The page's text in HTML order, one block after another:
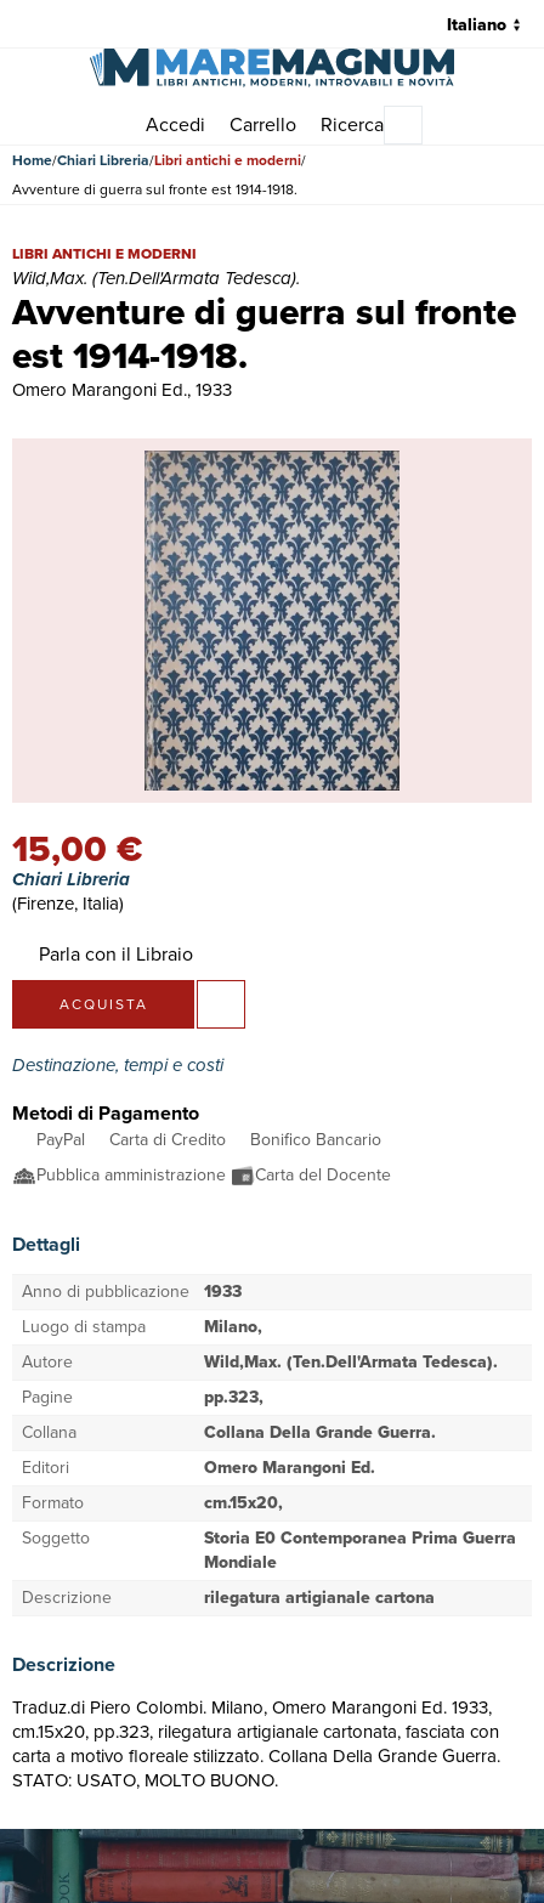
Accedi Carrello Ricerca
Home Chiari Libreria Libri antichi e moderni
Avventure di guerra sul fronte est 1914-1918.
Avventure di guerra sul fronte
est 1914-1918.
Avventure di guerra sul fronte est 1914-1918. | Libri antichi e
LIBRI ANTICHI E MODERNI
Wild,Max. (Ten.Dell'Armata Tedesca).
Omero Marangoni Ed., 1933
15,00 €
Chiari Libreria
(Firenze, Italia)
Parla con il Libraio
ACQUISTA
Destinazione, tempi e costi
Metodi di Pagamento
PayPal Carta di Credito
Bonifico Bancario
Pubblica amministrazione
Carta del Docente
Dettagli
Anno di pubblicazione 1933
Luogo di stampa
Milano,
Autore
Wild,Max. (Ten.Dell'Armata Tedesca).
Pagine
pp.323,
Collana
Collana Della Grande Guerra.
Editori
Omero Marangoni Ed.
Formato
cm.15x20,
Soggetto
Storia E0 Contemporanea Prima Guerra
Mondiale
Descrizione
rilegatura artigianale cartona
Descrizione
Traduz.di Piero Colombi. Milano, Omero Marangoni Ed. 1933,
cm.15x20, pp.323, rilegatura artigianale cartonata, fasciata con
carta a motivo floreale stilizzato. Collana Della Grande Guerra.
STATO: USATO, MOLTO BUONO.